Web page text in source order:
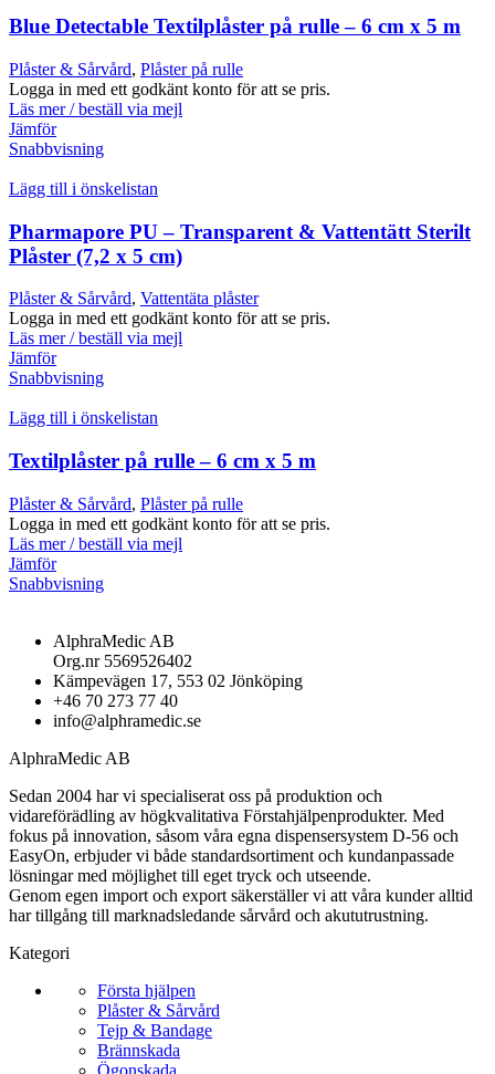
Blue Detectable Textilplåster på rulle – 6 cm x 5 m
Plåster & Sårvård, Plåster på rulle
Logga in med ett godkänt konto för att se pris.
Läs mer / beställ via mejl
Jämför
Snabbvisning
Lägg till i önskelistan
Pharmapore PU – Transparent & Vattentätt Sterilt
Plåster (7,2 x 5 cm)
Plåster & Sårvård, Vattentäta plåster
Logga in med ett godkänt konto för att se pris.
Läs mer / beställ via mejl
Jämför
Snabbvisning
Lägg till i önskelistan
Textilplåster på rulle – 6 cm x 5 m
Plåster & Sårvård, Plåster på rulle
Logga in med ett godkänt konto för att se pris.
Läs mer / beställ via mejl
Jämför
Snabbvisning
AlphraMedic AB
Org.nr 5569526402
Kämpevägen 17, 553 02 Jönköping
+46 70 273 77 40
info@alphramedic.se
AlphraMedic AB
Sedan 2004 har vi specialiserat oss på produktion och
vidareförädling av högkvalitativa Förstahjälpenprodukter. Med
fokus på innovation, såsom våra egna dispensersystem D-56 och
EasyOn, erbjuder vi både standardsortiment och kundanpassade
lösningar med möjlighet till eget tryck och utseende.
Genom egen import och export säkerställer vi att våra kunder alltid
har tillgång till marknadsledande sårvård och akututrustning.
Kategori
Första hjälpen
Plåster & Sårvård
Tejp & Bandage
Brännskada
Ögonskada